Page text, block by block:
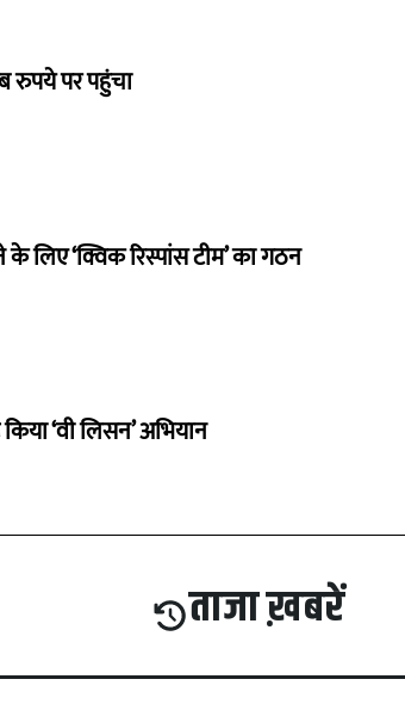
रुपये पर पहुंचा
लिए ‘क्विक रिस्पांस टीम’ का गठन
‘वी लिसन’ अभियान
ताजा ख़बरें